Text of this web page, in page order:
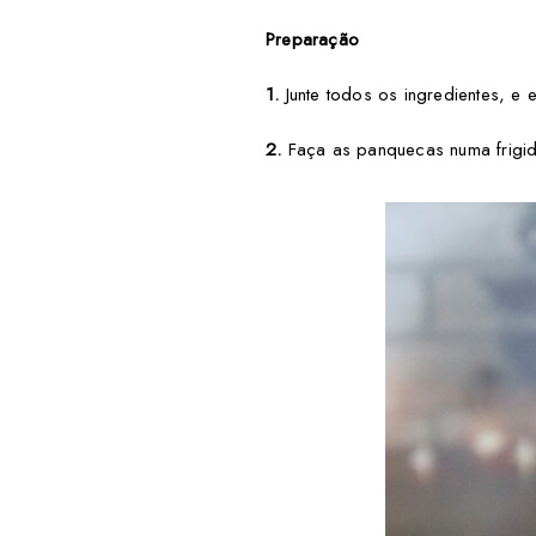
Preparação
1. Junte todos os ingredientes, e
2. Faça as panquecas numa